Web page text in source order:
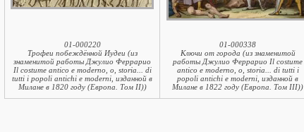
01-000220
Трофеи побеждённой Иудеи (из
знаменитой работы Джулио Феррарио
Il costume antico e moderno, o, storia... di
tutti i popoli antichi e moderni, изданной в
Милане в 1820 году (Европа. Том II))
01-000338
Ключи от города (из знаменитой
работы Джулио Феррарио Il costume
antico e moderno, o, storia... di tutti i
popoli antichi e moderni, изданной в
Милане в 1822 году (Европа. Том III))